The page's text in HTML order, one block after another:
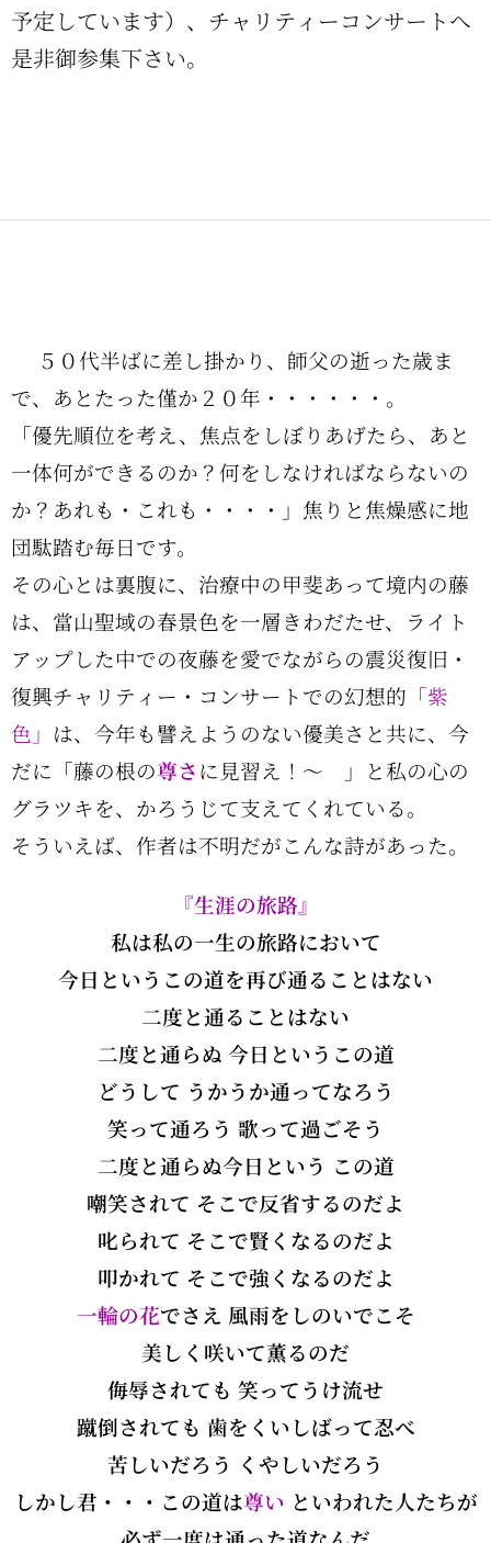
予定しています）、チャリティーコンサートへ
是非御参集下さい。
５０代半ばに差し掛かり、師父の逝った歳ま
で、あとたった僅か２０年・・・・・・。
「優先順位を考え、焦点をしぼりあげたら、あと
一体何ができるのか？何をしなければならないの
か？あれも・これも・・・・」焦りと焦燥感に地
団駄踏む毎日です。
その心とは裏腹に、治療中の甲斐あって境内の藤
は、當山聖域の春景色を一層きわだたせ、ライト
アップした中での夜藤を愛でながらの震災復旧・
復興チャリティー・コンサートでの幻想的 「紫
色」 は、今年も譬えようのない優美さと共に、今
だに「藤の根の尊さに見習え！～ 」と私の心の
グラツキを、かろうじて支えてくれている。
そういえば、作者は不明だがこんな詩があった。
『生涯の旅路』
私は私の一生の旅路において
今日というこの道を再び通ることはない
二度と通ることはない
二度と通らぬ 今日というこの道
どうして うかうか通ってなろう
笑って通ろう 歌って過ごそう
二度と通らぬ今日という この道
嘲笑されて そこで反省するのだよ
叱られて そこで賢くなるのだよ
叩かれて そこで強くなるのだよ
一輪の花でさえ 風雨をしのいでこそ
美しく咲いて薫るのだ
侮辱されても 笑ってうけ流せ
蹴倒されても 歯をくいしばって忍べ
苦しいだろう くやしいだろう
しかし君・・・この道は尊い といわれた人たちが